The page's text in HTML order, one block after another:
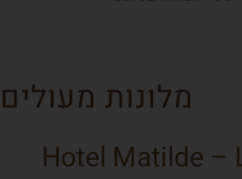
מלונות
Hotel Matilde –